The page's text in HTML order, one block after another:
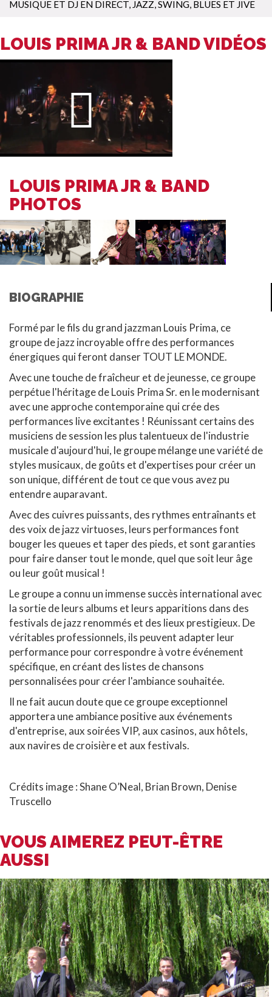
MUSIQUE ET DJ EN DIRECT, JAZZ, SWING, BLUES ET JIVE
LOUIS PRIMA JR & BAND VIDÉOS
LOUIS PRIMA JR & BAND
PHOTOS
BIOGRAPHIE
Formé par le fils du grand jazzman Louis Prima, ce
groupe de jazz incroyable offre des performances
énergiques qui feront danser TOUT LE MONDE.
Avec une touche de fraîcheur et de jeunesse, ce groupe
perpétue l'héritage de Louis Prima Sr. en le modernisant
avec une approche contemporaine qui crée des
performances live excitantes ! Réunissant certains des
musiciens de session les plus talentueux de l'industrie
musicale d'aujourd'hui, le groupe mélange une variété de
styles musicaux, de goûts et d'expertises pour créer un
son unique, différent de tout ce que vous avez pu
entendre auparavant.
Avec des cuivres puissants, des rythmes entraînants et
des voix de jazz virtuoses, leurs performances font
bouger les queues et taper des pieds, et sont garanties
pour faire danser tout le monde, quel que soit leur âge
ou leur goût musical !
Le groupe a connu un immense succès international avec
la sortie de leurs albums et leurs apparitions dans des
festivals de jazz renommés et des lieux prestigieux. De
véritables professionnels, ils peuvent adapter leur
performance pour correspondre à votre événement
spécifique, en créant des listes de chansons
personnalisées pour créer l'ambiance souhaitée.
Il ne fait aucun doute que ce groupe exceptionnel
apportera une ambiance positive aux événements
d'entreprise, aux soirées VIP, aux casinos, aux hôtels,
aux navires de croisière et aux festivals.
Crédits image : Shane O’Neal, Brian Brown, Denise
Truscello
VOUS AIMEREZ PEUT-ÊTRE
AUSSI